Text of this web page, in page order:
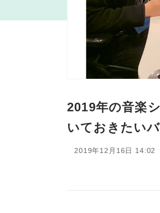
2019年の音楽
いておきたい
2019年12月16日 14:02